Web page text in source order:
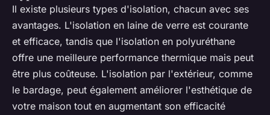
Il existe plusieurs types d'isolation, chacun avec ses
avantages. L'isolation en laine de verre est courante
et efficace, tandis que l'isolation en polyuréthane
offre une meilleure performance thermique mais peut
être plus coûteuse. L'isolation par l'extérieur, comme
le bardage, peut également améliorer l'esthétique de
votre maison tout en augmentant son efficacité